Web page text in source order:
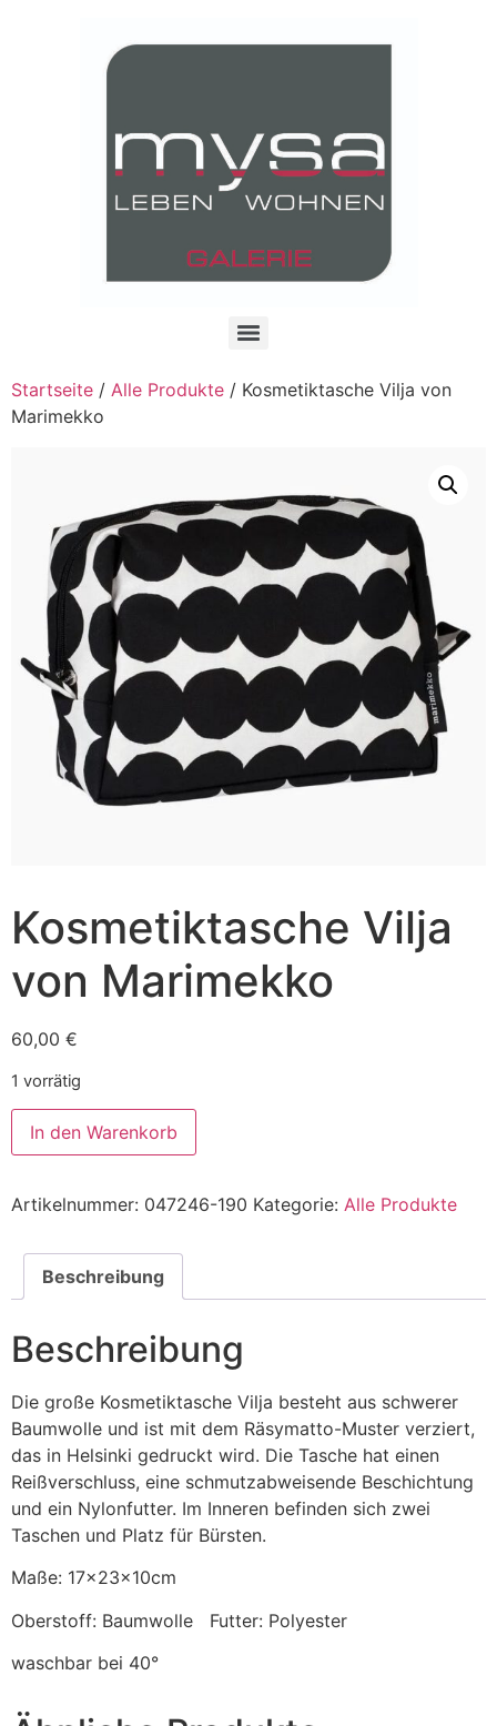
Startseite / Alle Produkte / Kosmetiktasche Vilja von
Marimekko
Kosmetiktasche Vilja
von Marimekko
60,00 €
1 vorrätig
In den Warenkorb
Artikelnummer: 047246-190 Kategorie: Alle Produkte
Beschreibung
Beschreibung
Die große Kosmetiktasche Vilja besteht aus schwerer
Baumwolle und ist mit dem Räsymatto-Muster verziert,
das in Helsinki gedruckt wird. Die Tasche hat einen
Reißverschluss, eine schmutzabweisende Beschichtung
und ein Nylonfutter. Im Inneren befinden sich zwei
Taschen und Platz für Bürsten.
Maße: 17x23x10cm
Oberstoff: Baumwolle Futter: Polyester
waschbar bei 40°